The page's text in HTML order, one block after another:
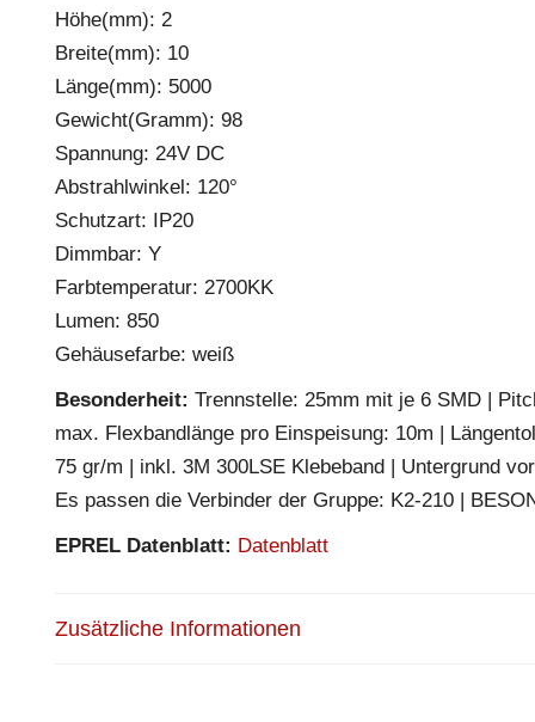
Höhe(mm): 2
Breite(mm): 10
Länge(mm): 5000
Gewicht(Gramm): 98
Spannung: 24V DC
Abstrahlwinkel: 120°
Schutzart: IP20
Dimmbar: Y
Farbtemperatur: 2700KK
Lumen: 850
Gehäusefarbe: weiß
Besonderheit: Trennstelle: 25mm mit je 6 SMD |
max. Flexbandlänge pro Einspeisung: 10m |
75 gr/m | inkl. 3M 300LSE Klebeband | Untergrund
Es passen die Verbinder der Gruppe: K2-210 |
EPREL Datenblatt: Datenblatt
Zusätzliche Informationen